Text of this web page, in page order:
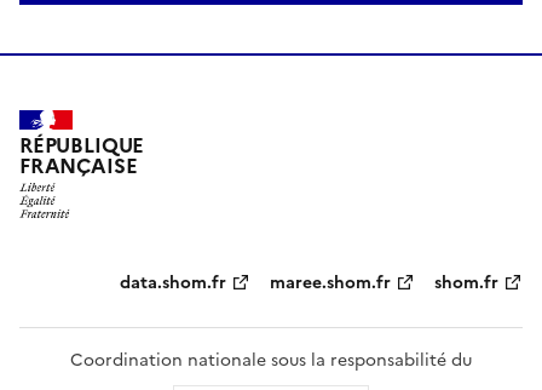
RÉPUBLIQUE
FRANÇAISE
Partenaires
data.shom.fr maree.shom.fr shom.fr
Coordination nationale sous la responsabilité du